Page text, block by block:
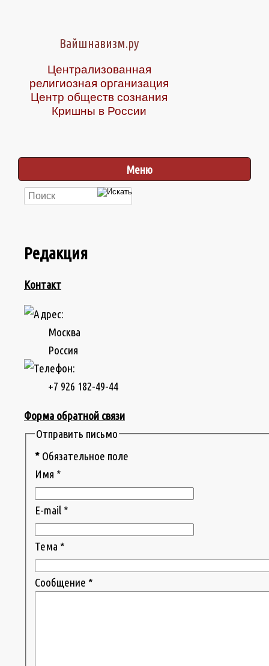
Вайшнавизм.ру
Централизованная
религиозная организация
Центр обществ сознания
Кришны в России
Меню
Редакция
Контакт
Москва
Россия
+7 926 182-49-44
Форма обратной связи
Отправить письмо
* Обязательное поле
Имя *
E-mail *
Тема *
Сообщение *